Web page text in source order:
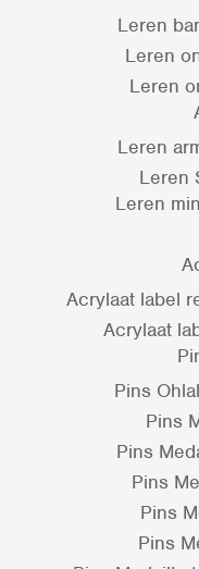
Leren
Leren
Leren
Leren
Leren
Leren
Acrylaat label
Acrylaat
Pins
Pins
Pins
Pins
Pins
Pins